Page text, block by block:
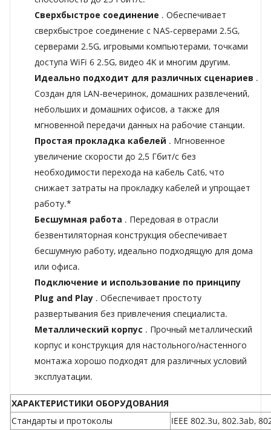
Сверхбыстрое соединение . Обеспечивает
сверхбыстрое соединение с NAS-серверами 2.5G,
серверами 2.5G, игровыми компьютерами, точками
доступа WiFi 6 2.5G, видео 4K и многим другим.
Идеально подходит для различных сценариев .
Создан для LAN-вечеринок, домашних развлечений,
небольших и домашних офисов, а также для
мгновенной передачи данных на рабочие станции.
Простая прокладка кабелей . Мгновенное
увеличение скорости до 2,5 Гбит/с без
необходимости перехода на кабель Cat6, что
снижает затраты на прокладку кабелей и упрощает
работу.*
Бесшумная работа . Передовая в отрасли
безвентиляторная конструкция обеспечивает
бесшумную работу, идеально подходящую для дома
или офиса.
Подключение и использование по принципу
Plug and Play . Обеспечивает простоту
развертывания без привлечения специалиста.
Металлический корпус . Прочный металлический
корпус и конструкция для настольного/настенного
монтажа хорошо подходят для различных условий
эксплуатации.
ХАРАКТЕРИСТИКИ ОБОРУДОВАНИЯ
Стандарты и протоколы
IEEE 802.3u, 802.3ab,